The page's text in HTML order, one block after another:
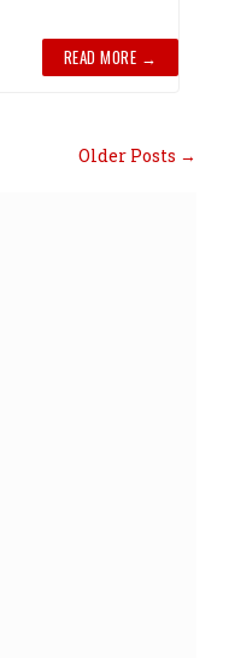
READ MORE →
Older Posts →